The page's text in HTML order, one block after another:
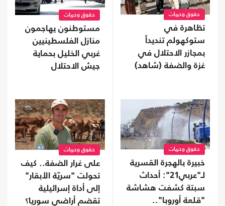
حقوق وحريات
تظاهرة في
ستوكهولم تنديداً
بمجازر الاحتلال في
غزة والضفة (شاهد)
حقوق وحريات
مستوطنون يهاجمون
منازل الفلسطينيين
غربي الخليل بحماية
جيش الاحتلال
حقوق وحريات
خبيرة بالهجرة القسرية
لـ"عربي21": أحداث
سبتة كشفت هشاشة
"قلعة أوروبا"..
حقوق وحريات
على غرار الضفة.. كيف
تحولت "سريّة الأبقار"
إلى أداة إسرائيلية
تقضم أراضي سوريا؟